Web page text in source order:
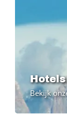
Bekijk